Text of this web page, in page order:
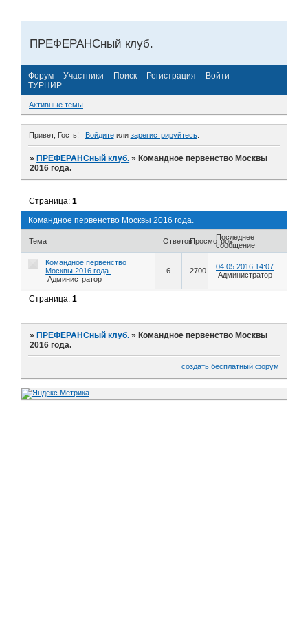
ПРЕФЕРАНСный клуб.
Форум Участники Поиск Регистрация
Войти
ТУРНИР
Активные темы
Привет, Гость! Войдитеили зарегистрируйтесь.
»ПРЕФЕРАНСный клуб. »Командное первенство Москвы
2016 года.
Командное первенство Москвы 2016 года.
Страница:1
Тема ОтветовПросмотровПоследнее
сообщение
Командное первенство
Москвы 2016 года.
Администратор
6 2700
04.05.2016 14:07
Администратор
Страница:1
»ПРЕФЕРАНСный клуб. »Командное первенство Москвы
2016 года.
создать бесплатный форум